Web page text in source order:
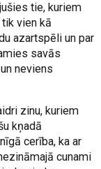
tie, kuriem
vien kā
azartspēli un par
savās
neviens
zinu, kuriem
kņadā
cerība, ka ar
cunami